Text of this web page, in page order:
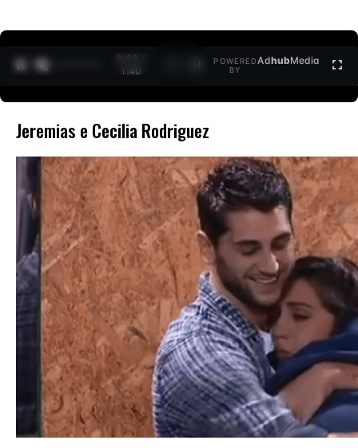
0:12 /
1:40
POWERED
BY
AdhubMedia
Jeremias e Cecilia Rodriguez